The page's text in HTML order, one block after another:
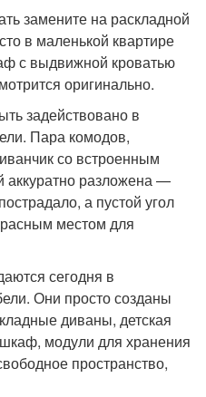
замените на раскладной
в маленькой квартире
с выдвижной кроватью
оригинально.
задействовано в
Пара комодов,
со встроенным
аккуратно разложена —
а пустой угол
местом для
сегодня в
Они просто созданы
диваны, детская
модули для хранения
пространство,